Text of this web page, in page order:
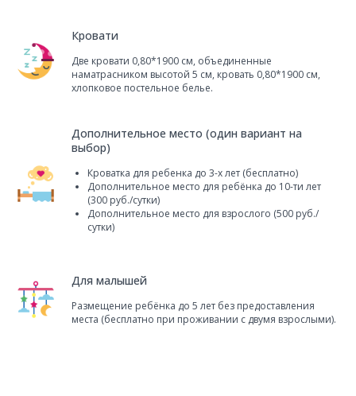
Кровати
Две кровати 0,80*1900 см, объединенные
наматрасником высотой 5 см, кровать 0,80*1900 см,
хлопковое постельное белье.
Дополнительное место (один вариант на
выбор)
Кроватка для ребенка до 3-х лет (бесплатно)
Дополнительное место для ребёнка до 10-ти лет
(300 руб./сутки)
Дополнительное место для взрослого (500 руб./
сутки)
Для малышей
Размещение ребёнка до 5 лет без предоставления
места (бесплатно при проживании с двумя взрослыми).